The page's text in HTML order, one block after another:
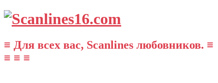
≡ Для всех вас, Scanlines любовников. ≡
≡ ≡ ≡